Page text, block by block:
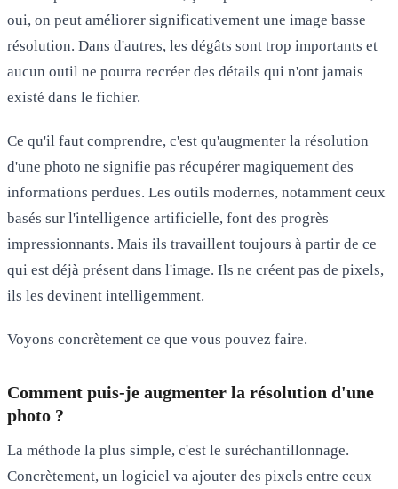
oui, on peut améliorer significativement une image basse
résolution. Dans d'autres, les dégâts sont trop importants et
aucun outil ne pourra recréer des détails qui n'ont jamais
existé dans le fichier.
Ce qu'il faut comprendre, c'est qu'augmenter la résolution
d'une photo ne signifie pas récupérer magiquement des
informations perdues. Les outils modernes, notamment ceux
basés sur l'intelligence artificielle, font des progrès
impressionnants. Mais ils travaillent toujours à partir de ce
qui est déjà présent dans l'image. Ils ne créent pas de pixels,
ils les devinent intelligemment.
Voyons concrètement ce que vous pouvez faire.
Comment puis-je augmenter la résolution d'une
photo ?
La méthode la plus simple, c'est le suréchantillonnage.
Concrètement, un logiciel va ajouter des pixels entre ceux